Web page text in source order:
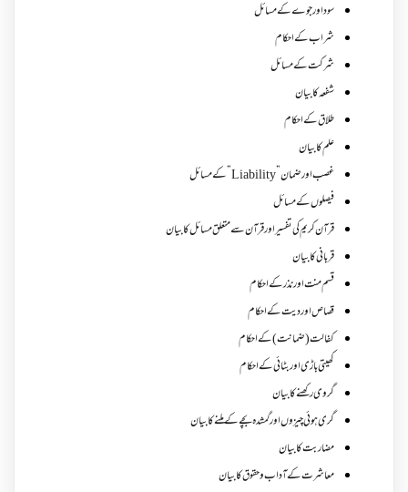
سود اور جوے کے مسائل
شراب کے احکام
شرکت کے مسائل
شفعہ کا بیان
طلاق کے احکام
علم کا بیان
غصب اورضمان”Liability” کے مسائل
فیصلوں کے مسائل
قرآن کریم کی تفسیر اور قرآن سے متعلق مسائل کا بیان
قربانی کا بیان
قسم منت اور نذر کے احکام
قصاص اور دیت کے احکام
کفالت (ضمانت) کے احکام
کھیتی باڑی اور بٹائی کے احکام
گروی رکھنے کا بیان
گری ہوئی چیزوں اورگمشدہ بچے کے ملنے کا بیان
مضاربت کا بیان
معاشرت کے آداب و حقوق کا بیان